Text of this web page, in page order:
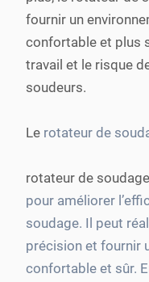
fournir un
confortable et plus
travail et le risque
soudeurs.
Le rotateur de
rotateur de soudage
pour améliorer
soudage. Il peut
précision et fournir
confortable et sûr.